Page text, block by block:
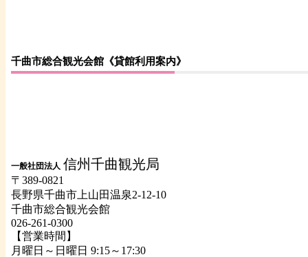
千曲市総合観光会館《貸館利用案内》
一般社団法人 信州千曲観光局
〒389-0821
長野県千曲市上山田温泉2-12-10
千曲市総合観光会館
026-261-0300
【営業時間】
月曜日～日曜日 9:15～17:30